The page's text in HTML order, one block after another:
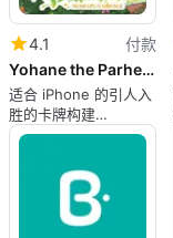
4.1
付款
Yohane the Parhelion: Numazu in the Mirage
适合 iPhone 的引人入
胜的卡牌构建
Roguelite